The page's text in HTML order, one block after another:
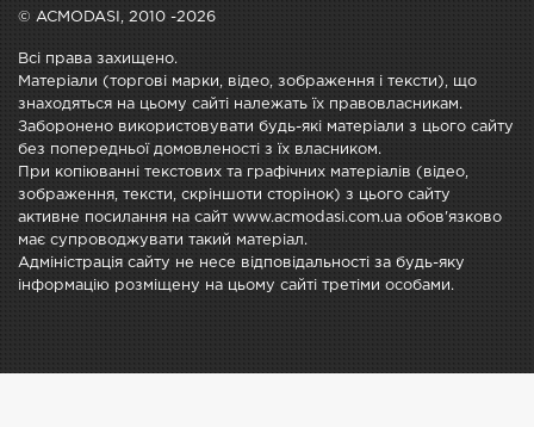
© ACMODASI, 2010 -2026
Всі права захищено.
Матеріали (торгові марки, відео, зображення і тексти), що
знаходяться на цьому сайті належать їх правовласникам.
Заборонено використовувати будь-які матеріали з цього сайту
без попередньої домовленості з їх власником.
При копіюванні текстових та графічних матеріалів (відео,
зображення, тексти, скріншоти сторінок) з цього сайту
активне посилання на сайт www.acmodasi.com.ua обов'язково
має супроводжувати такий матеріал.
Адміністрація сайту не несе відповідальності за будь-яку
інформацію розміщену на цьому сайті третіми особами.